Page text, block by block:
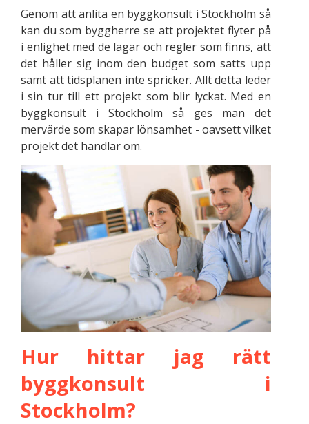
Genom att anlita en byggkonsult i Stockholm så
kan du som byggherre se att projektet flyter på
i enlighet med de lagar och regler som finns, att
det håller sig inom den budget som satts upp
samt att tidsplanen inte spricker. Allt detta leder
i sin tur till ett projekt som blir lyckat. Med en
byggkonsult i Stockholm så ges man det
mervärde som skapar lönsamhet - oavsett vilket
projekt det handlar om.
Hur hittar jag rätt
byggkonsult i
Stockholm?